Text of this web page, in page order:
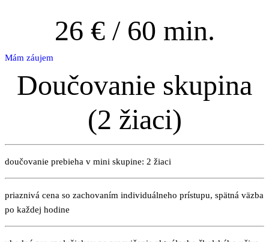
26 € / 60 min.
Mám záujem
Doučovanie skupina
(2 žiaci)
doučovanie prebieha v mini skupine: 2 žiaci
priaznivá cena so zachovaním individuálneho prístupu, spätná väzba
po každej hodine